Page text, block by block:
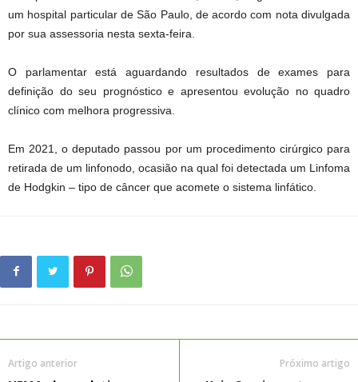
um hospital particular de São Paulo, de acordo com nota divulgada
por sua assessoria nesta sexta-feira.
O parlamentar está aguardando resultados de exames para
definição do seu prognóstico e apresentou evolução no quadro
clínico com melhora progressiva.
Em 2021, o deputado passou por um procedimento cirúrgico para
retirada de um linfonodo, ocasião na qual foi detectada um Linfoma
de Hodgkin – tipo de câncer que acomete o sistema linfático.
Artigo anterior Próximo artigo